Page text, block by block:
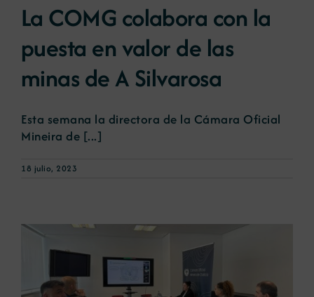
La COMG colabora con la
puesta en valor de las
minas de A Silvarosa
Esta semana la directora de la Cámara Oficial
Mineira de [...]
18 julio, 2023